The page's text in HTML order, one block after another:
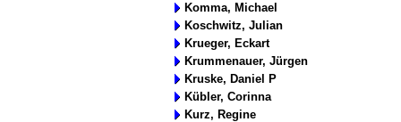
Komma, Michael
Koschwitz, Julian
Krueger, Eckart
Krummenauer, Jürgen
Kruske, Daniel P
Kübler, Corinna
Kurz, Regine